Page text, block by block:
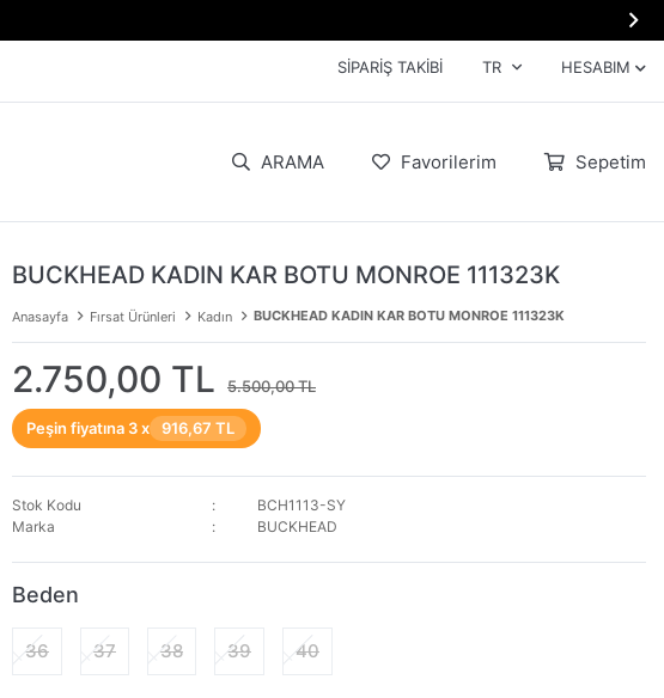

SIPARIŞ TAKIBI TR HESABIM
ARAMA Favorilerim Sepetim
BUCKHEAD KADIN KAR BOTU MONROE 111323K
Anasayfa Fırsat Ürünleri Kadın BUCKHEAD KADIN KAR BOTU MONROE 111323K
2.750,00 TL 5.500,00 TL
Peşin fiyatına 3 x 916,67 TL
Stok Kodu
BCH1113-SY
Marka
BUCKHEAD
Beden
36 37 38 39 40